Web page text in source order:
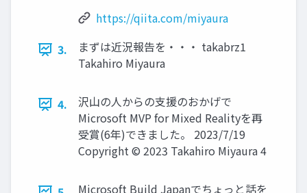
https://qiita.com/miyaura
3.
まずは近況報告を・・・ takabrz1
Takahiro Miyaura
4.
沢山の人からの支援のおかげで
Microsoft MVP for Mixed Realityを再
受賞(6年)できました。 2023/7/19
Copyright © 2023 Takahiro Miyaura 4
Microsoft Build Japanでちょっと話を